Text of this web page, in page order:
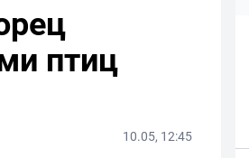
птиц
10.05, 12:45